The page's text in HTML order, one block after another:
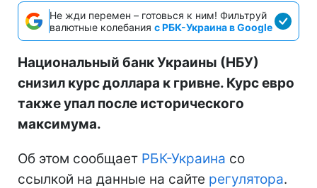
Не жди перемен – готовься к ним! Фильтруй
валютные колебания с РБК-Украина в Google
Национальный банк Украины (НБУ)
снизил курс доллара к гривне. Курс евро
также упал после исторического
максимума.
Об этом сообщает РБК-Украина со
ссылкой на данные на сайте регулятора.